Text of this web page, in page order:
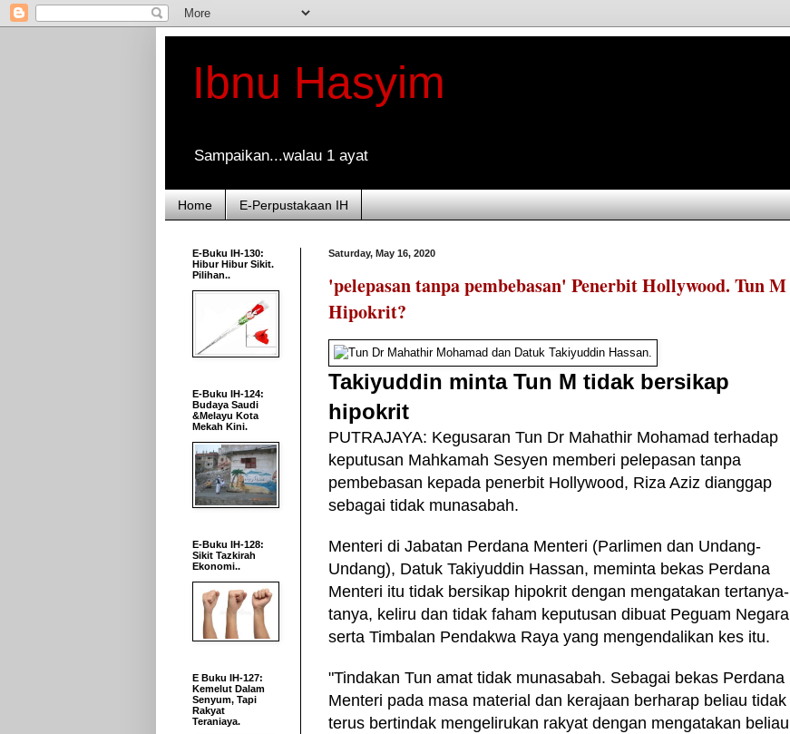
Ibnu Hasyim
Sampaikan...walau 1 ayat
Home E-Perpustakaan IH
Saturday, May 16, 2020
'pelepasan tanpa pembebasan' Penerbit Hollywood. Tun M
Hipokrit?
Takiyuddin minta Tun M tidak bersikap
hipokrit
PUTRAJAYA: Kegusaran Tun Dr Mahathir Mohamad terhadap
keputusan Mahkamah Sesyen memberi pelepasan tanpa
pembebasan kepada penerbit Hollywood, Riza Aziz dianggap
sebagai tidak munasabah.
Menteri di Jabatan Perdana Menteri (Parlimen dan Undang-
Undang), Datuk Takiyuddin Hassan, meminta bekas Perdana
Menteri itu tidak bersikap hipokrit dengan mengatakan tertanya-
tanya, keliru dan tidak faham keputusan dibuat Peguam Negara
serta Timbalan Pendakwa Raya yang mengendalikan kes itu.
"Tindakan Tun amat tidak munasabah. Sebagai bekas Perdana
Menteri pada masa material dan kerajaan berharap beliau tidak
terus bertindak mengelirukan rakyat dengan mengatakan beliau
E-Buku IH-130:
Hibur Hibur Sikit.
Pilihan..
E-Buku IH-124:
Budaya Saudi
&Melayu Kota
Mekah Kini.
E-Buku IH-128:
Sikit Tazkirah
Ekonomi..
E Buku IH-127:
Kemelut Dalam
Senyum, Tapi
Rakyat
Teraniaya.